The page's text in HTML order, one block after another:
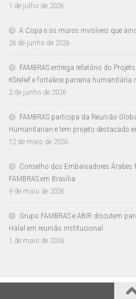
1 de julho de 2026
A Copa e os muros invisíveis que
26 de junho de 2026
FAMBRAS entrega relatório do
KSrelief e fortalece parceria humanitária
2 de junho de 2026
FAMBRAS participa da Reunião
Humanitarian e tem projeto destacado
12 de maio de 2026
Conselho dos Embaixadores Árabes
FAMBRAS em Brasília
9 de maio de 2026
Grupo FAMBRAS e ABIR discutem
Halal em reunião institucional
1 de maio de 2026